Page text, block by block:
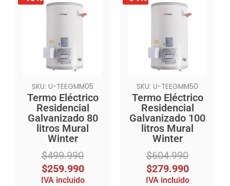
SKU: U-TEEGMM05
Termo Eléctrico
Residencial
Galvanizado 80
litros Mural
Winter
$499.990
precio
$499.990.
$259.990
precio
$259.990.
IVA incluido
SKU: U-TEEGMM50
Termo Eléctrico
Residencial
Galvanizado 100
litros Mural
Winter
$604.990
precio
$604.990.
$279.990
precio
$279.990.
IVA incluido